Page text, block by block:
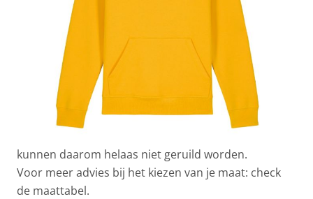
Hooded sweater met opdruk Weesp Basketbal Club
Materiaal: 85% biologisch katoen (GOTS-
gecertificeerd) en 15% gerecycled polyester
Maatschappelijk verantwoord geproduceerd (Fair
Model: unisex
kunnen daarom helaas niet geruild worden.
Voor meer advies bij het kiezen van je maat: check
de maattabel.